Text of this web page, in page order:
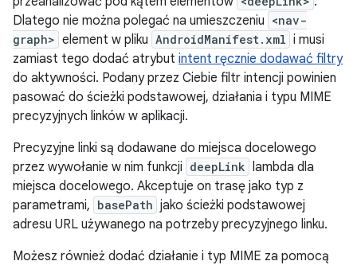
Dlatego nie można polegać na umieszczeniu <nav-
graph> element w pliku AndroidManifest.xml i musi
zamiast tego dodać atrybut intent ręcznie dodawać filtry
do aktywności. Podany przez Ciebie filtr intencji powinien
pasować do ścieżki podstawowej, działania i typu MIME
precyzyjnych linków w aplikacji.
Precyzyjne linki są dodawane do miejsca docelowego
przez wywołanie w nim funkcji deepLink
lambda dla
miejsca docelowego. Akceptuje on trasę jako typ z
parametrami, basePath jako ścieżki podstawowej
adresu URL używanego na potrzeby precyzyjnego linku.
Możesz również dodać działanie i typ MIME za pomocą